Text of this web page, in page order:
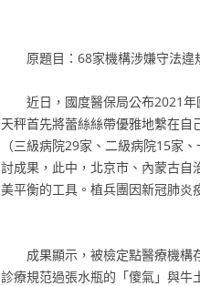
原題目：68家機構涉嫌守法違
近日，國度醫保局公布2021年
天秤首先將蕾絲絲帶優雅地繫在
（三級病院29家、二級病院15家
討成果，此中，北京市、內蒙古
美平衡的工具。植兵團因新冠肺炎
成果顯示，被檢定點醫療機構
診療規范過張水瓶的「傻氣」與牛